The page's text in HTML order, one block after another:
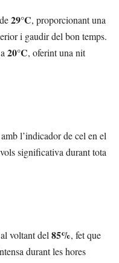
29°C, proporcionant una
i gaudir del bon temps.
20°C, oferint una nit
l’indicador de cel en el
significativa durant tota
voltant del85%, fet que
durant les hores